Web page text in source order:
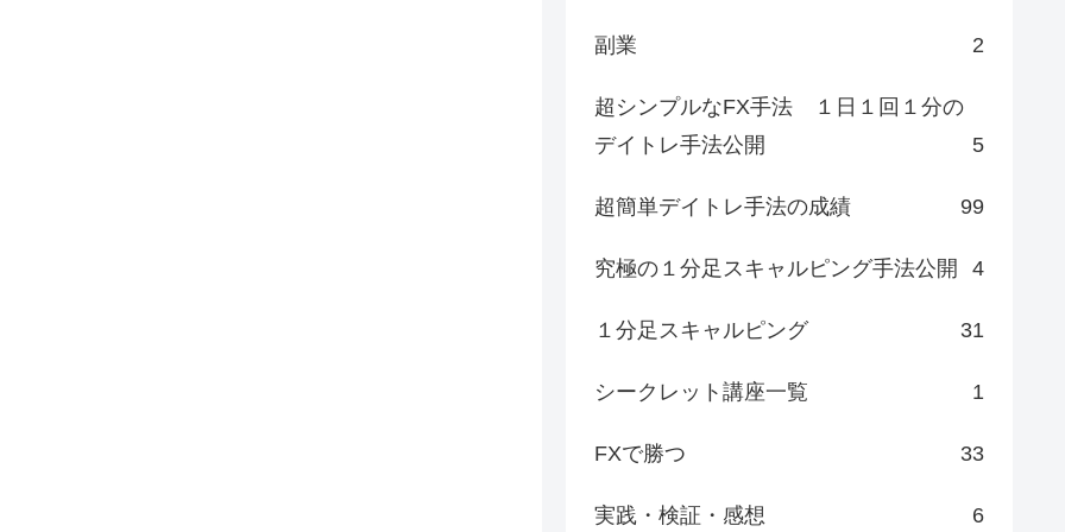
副業 2
超シンプルなFX手法 １日１回１分の
デイトレ手法公開
5
超簡単デイトレ手法の成績 99
究極の１分足スキャルピング手法公開 4
１分足スキャルピング 31
シークレット講座一覧 1
FXで勝つ 33
実践・検証・感想 6